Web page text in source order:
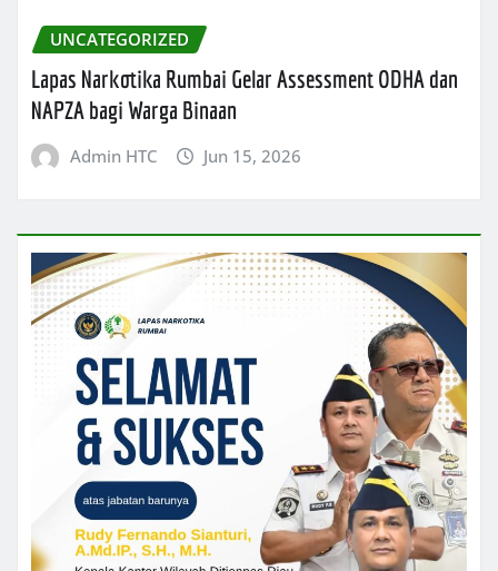
UNCATEGORIZED
Lapas Narkotika Rumbai Gelar Assessment ODHA dan
NAPZA bagi Warga Binaan
Admin HTC Jun 15, 2026